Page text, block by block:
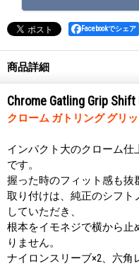
Facebookでシェア
商品詳細
Chrome Gatling Grip Shift
クローム ガトリング グリ
インパクト大のクローム
です。
握った時のフィット感も抜
取り付けは、純正のシフ
していただき、
根本をイモネジで横から止
りません。
ナイロンスリーブ×2、六角